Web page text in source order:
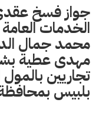
جواز فسخ عقدى
الخدمات
محمد جمال
مهدى عطية
تجاريين
بلبيس